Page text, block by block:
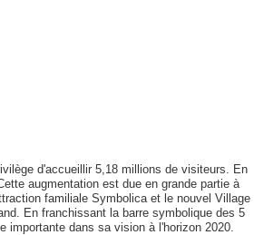
d'accueillir 5,18 millions de visiteurs. En
augmentation est due en grande partie à
familiale Symbolica et le nouvel Village
En franchissant la barre symbolique des 5
importante dans sa vision à l'horizon 2020.